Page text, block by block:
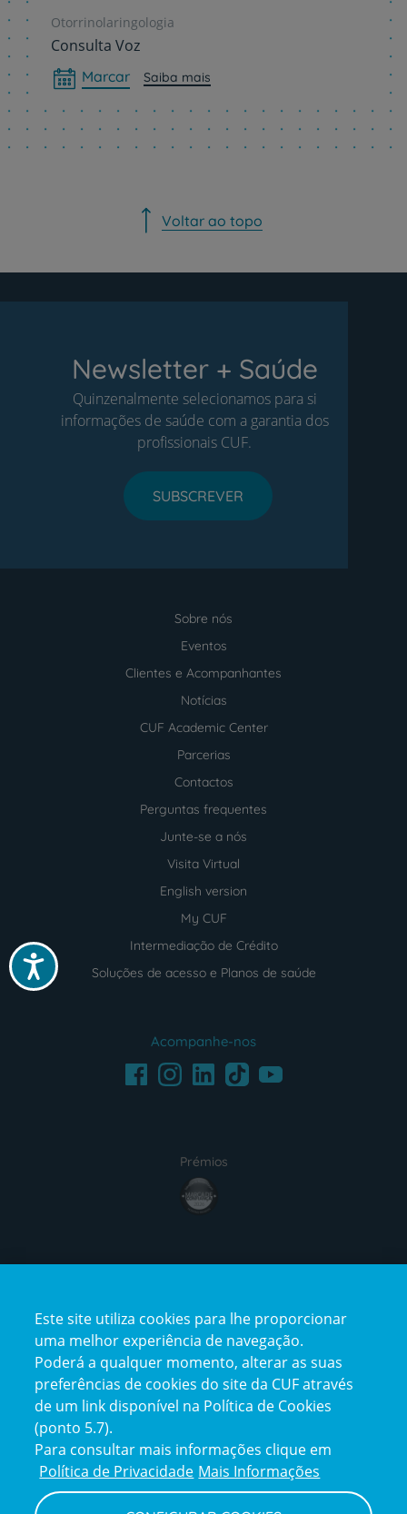
Acessibilidade
Otorrinolaringologia
Consulta Voz
Marcar Saiba mais
Voltar ao topo
Newsletter + Saúde
Quinzenalmente selecionamos para si
informações de saúde com a garantia dos
profissionais CUF.
SUBSCREVER
Sobre nós
Eventos
Clientes e Acompanhantes
Notícias
CUF Academic Center
Parcerias
Contactos
Perguntas frequentes
Junte-se a nós
Visita Virtual
English version
My CUF
Intermediação de Crédito
Soluções de acesso e Planos de saúde
Acompanhe-nos
FacebookInstagramLinkedInTikTokYoutube
Prémios
award4
certification2certification3
Reclamações
e
elogios
Este site utiliza cookies para lhe proporcionar
uma melhor experiência de navegação.
Poderá a qualquer momento, alterar as suas
preferências de cookies do site da CUF através
de um link disponível na Política de Cookies
(ponto 5.7).
Para consultar mais informações clique em
Política de Privacidade Mais Informações